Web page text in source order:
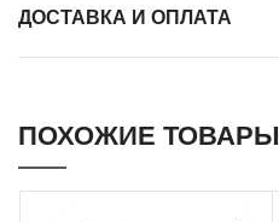
ДОСТАВКА И ОПЛАТА
ПОХОЖИЕ ТОВАРЫ